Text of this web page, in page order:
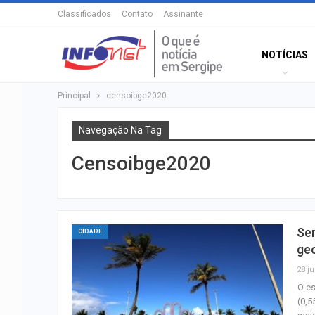
Classificados Contato Assinante
NOTÍCIAS
Principal censoibge2020
Navegação Na Tag
Censoibge2020
CIDADE
28
O